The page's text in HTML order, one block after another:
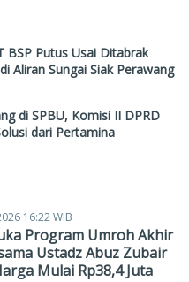
BSP Putus Usai Ditabrak
Aliran Sungai Siak Perawang
di SPBU, Komisi II DPRD
dari Pertamina
16:22 WIB
Program Umroh Akhir
Ustadz Abuz Zubair
Mulai Rp38,4 Juta